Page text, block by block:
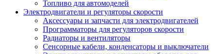
Топливо для автомоделей
Электродвигатели и регуляторы скорости
Аксессуары и запчасти для электродвигателей
Программаторы для регуляторов скорости
Радиаторы и вентиляторы
Сенсорные кабели, конденсаторы и выключатели